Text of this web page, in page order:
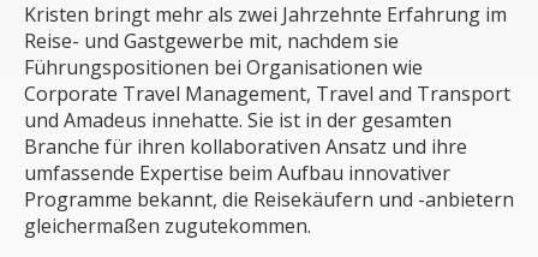
Kristen bringt mehr als zwei Jahrzehnte Erfahrung im
Reise- und Gastgewerbe mit, nachdem sie
Führungspositionen bei Organisationen wie
Corporate Travel Management, Travel and Transport
und Amadeus innehatte. Sie ist in der gesamten
Branche für ihren kollaborativen Ansatz und ihre
umfassende Expertise beim Aufbau innovativer
Programme bekannt, die Reisekäufern und -anbietern
gleichermaßen zugutekommen.